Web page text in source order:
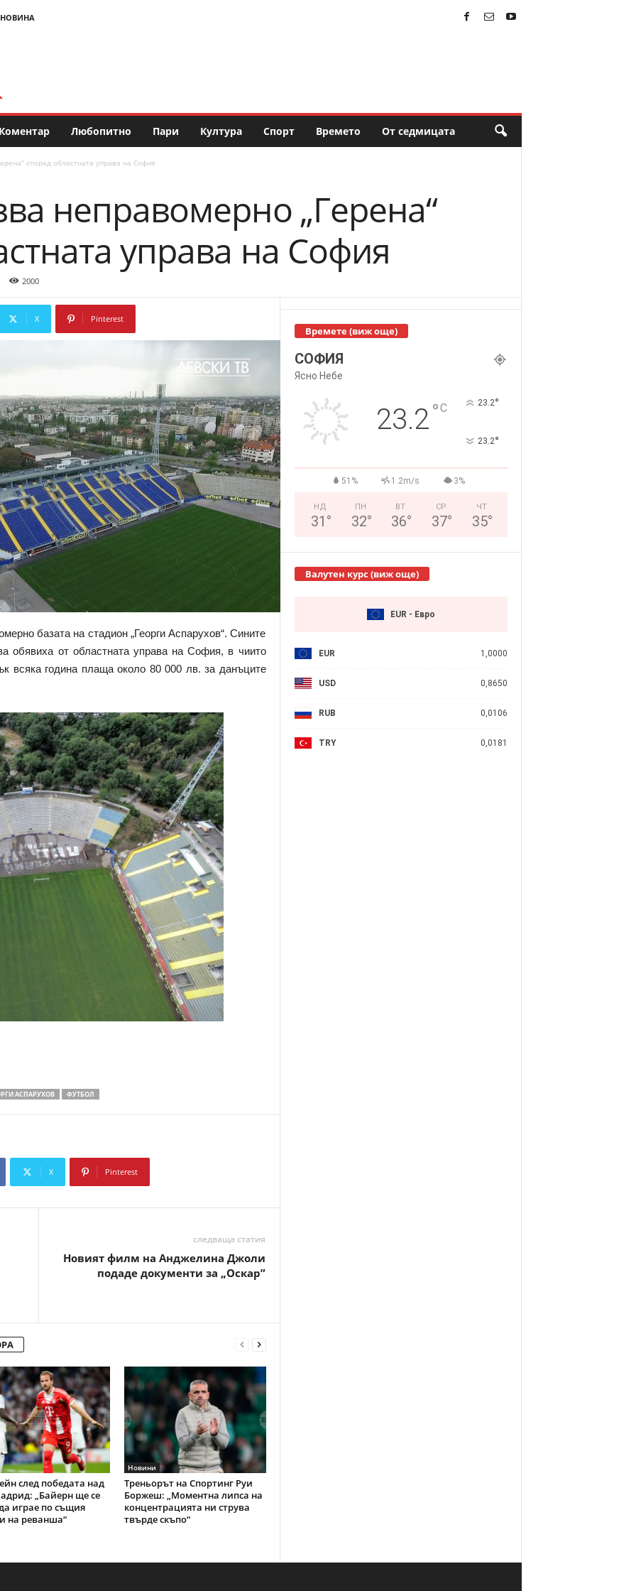
Коментар Любопитно Пари Култура Спорт Времето От седмицата
според областната управа на София
неправомерно „Герена“
управа на София
2000
X Pinterest
базата на стадион „Георги Аспарухов“. Сините
обявиха от областната управа на София, в чиито
всяка година плаща около 80 000 лв. за данъците
АСПАРУХОВ ФУТБОЛ
X Pinterest
следваща статия
Новият филм на Анджелина Джоли
подаде документи за „Оскар”
след победата над
„Байерн ще се
играе по същия
на реванша“
Новини
Треньорът на Спортинг Руи
Боржеш: „Моментна липса на
концентрацията ни струва
твърде скъпо“
Времете (виж още)
СОФИЯ
Ясно Небе
23.2°C 23.2°
23.2°
51% 1.2m/s 3%
НД
31 °
ПН
32°
ВТ
36°
СР
37°
ЧТ
35°
Валутен курс (виж още)
EUR - Евро
EUR 1,0000
USD 0,8650
RUB 0,0106
TRY 0,0181